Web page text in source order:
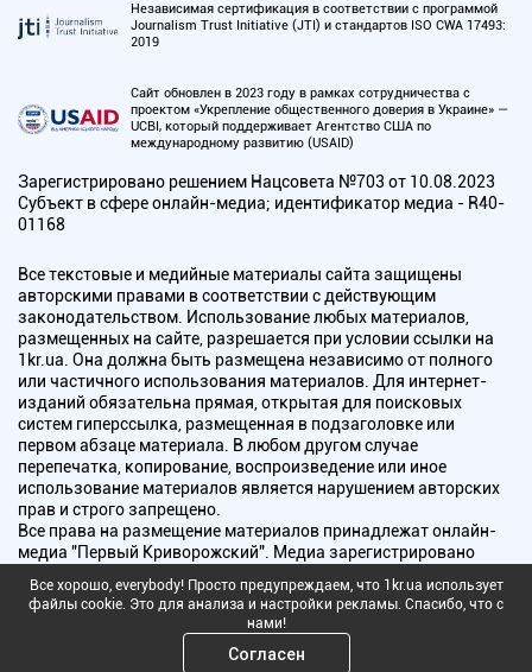
Независимая сертификация в соответствии с программой
Journalism Trust Initiative (JTI) и стандартов ISO CWA 17493:
2019
Сайт обновлен в 2023 году в рамках сотрудничества с
проектом «Укрепление общественного доверия в Украине» —
UCBI, который поддерживает Агентство США по
международному развитию (USAID)
Зарегистрировано решением Нацсовета №703 от 10.08.2023
Субъект в сфере онлайн-медиа; идентификатор медиа - R40-
01168
Все текстовые и медийные материалы сайта защищены
авторскими правами в соответствии с действующим
законодательством. Использование любых материалов,
размещенных на сайте, разрешается при условии ссылки на
1kr.ua. Она должна быть размещена независимо от полного
или частичного использования материалов. Для интернет-
изданий обязательна прямая, открытая для поисковых
систем гиперссылка, размещенная в подзаголовке или
первом абзаце материала. В любом другом случае
перепечатка, копирование, воспроизведение или иное
использование материалов является нарушением авторских
прав и строго запрещено.
Все права на размещение материалов принадлежат онлайн-
медиа "Первый Криворожский". Медиа зарегистрировано
радиовещания.
Copyright © 2010 - 2026 Все права защищены
Все хорошо, everybody! Просто предупреждаем, что 1kr.ua использует
файлы cookie. Это для анализа и настройки рекламы. Спасибо, что с
нами!
Согласен